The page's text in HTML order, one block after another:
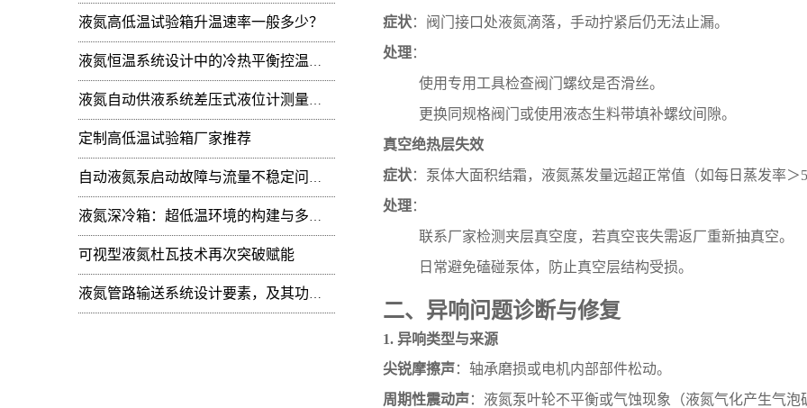
液氮高低温试验箱升温速率一般多少？
液氮恒温系统设计中的冷热平衡控温难点
液氮自动供液系统差压式液位计测量值周期性
定制高低温试验箱厂家推荐
自动液氮泵启动故障与流量不稳定问题：技术排查
液氮深冷箱：超低温环境的构建与多领域技术赋能
可视型液氮杜瓦技术再次突破赋能
液氮管路输送系统设计要素，及其功能开发
症状：阀门接口处液氮滴落，手动拧紧后仍无法止漏。
处理：
使用专用工具检查阀门螺纹是否滑丝。
更换同规格阀门或使用液态生料带填补螺纹间隙。
真空绝热层失效
症状：泵体大面积结霜，液氮蒸发量远超正常值（如每日蒸发率＞
处理：
联系厂家检测夹层真空度，若真空丧失需返厂重新抽真空。
日常避免磕碰泵体，防止真空层结构受损。
二、异响问题诊断与修复
1. 异响类型与来源
尖锐摩擦声：轴承磨损或电机内部部件松动。
周期性震动声：液氮泵叶轮不平衡或气蚀现象（液氮气化产生气泡